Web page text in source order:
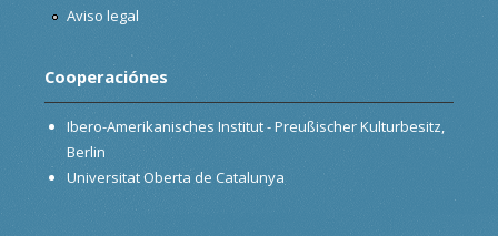
Aviso legal
Cooperaciónes
Ibero-Amerikanisches Institut - Preußischer Kulturbesitz,
Berlin
Universitat Oberta de Catalunya